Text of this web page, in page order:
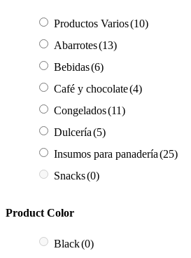
Productos Varios(10)
Abarrotes(13)
Bebidas(6)
Café y chocolate(4)
Congelados(11)
Dulcería(5)
Insumos para panadería(25)
Snacks(0)
Product Color
Black(0)